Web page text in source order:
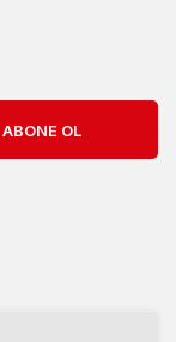
ABONE OL